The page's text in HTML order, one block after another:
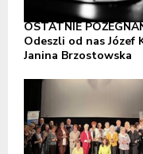
OSTATNIE
Odeszli od nas Józef
Janina Brzostowska